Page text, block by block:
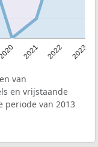
2021 2022 2023
van
en vrijstaande
van 2013